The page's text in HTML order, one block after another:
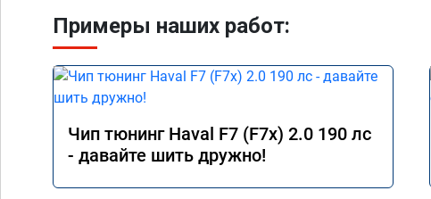
Примеры наших работ:
Чип тюнинг Haval F7 (F7x) 2.0 190 лс
- давайте шить дружно!